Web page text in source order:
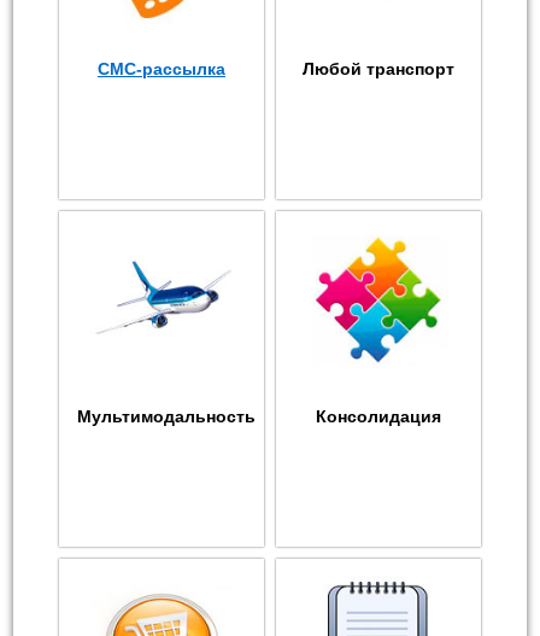
СМС-рассылка Любой транспорт
Мультимодальность Консолидация